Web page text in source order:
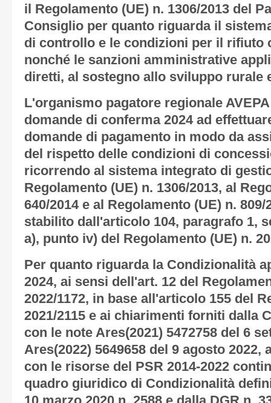
il Regolamento (UE) n. 1306/2013 del
Consiglio per quanto riguarda il
di controllo e le condizioni per il rifiuto
nonché le sanzioni amministrative
diretti, al sostegno allo sviluppo rurale
L'organismo pagatore regionale
domande di conferma 2024 ad
domande di pagamento in modo da
del rispetto delle condizioni di
ricorrendo al sistema integrato di
Regolamento (UE) n. 1306/2013, al
640/2014 e al Regolamento (UE) n.
stabilito dall'articolo 104, paragrafo 1,
a), punto iv) del Regolamento (UE) n.
Per quanto riguarda la Condizionalità
2024, ai sensi dell'art. 12 del
2022/1172, in base all'articolo 155 del
2021/2115 e ai chiarimenti forniti dalla
con le note Ares(2021) 5472758 del 6
Ares(2022) 5649658 del 9 agosto
con le risorse del PSR 2014-2022
quadro giuridico di Condizionalità